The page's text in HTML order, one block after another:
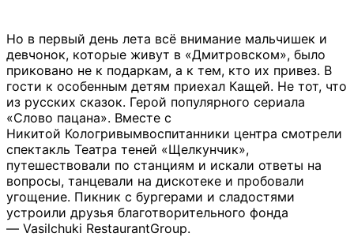
Но в первый день лета всё внимание мальчишек и
девчонок, которые живут в «Дмитровском», было
приковано не к подаркам, а к тем, кто их привез. В
гости к особенным детям приехал Кащей. Не тот, что
из русских сказок. Герой популярного сериала
«Слово пацана». Вместе с
Никитой Кологривымвоспитанники центра смотрели
спектакль Театра теней «Щелкунчик»,
путешествовали по станциям и искали ответы на
вопросы, танцевали на дискотеке и пробовали
угощение. Пикник с бургерами и сладостями
устроили друзья благотворительного фонда
— Vasilchuki RestaurantGroup.